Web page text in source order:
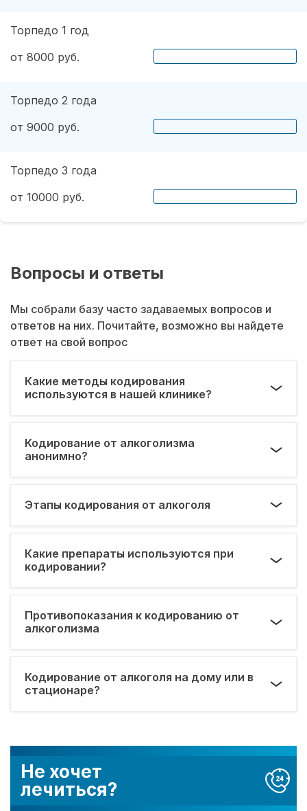
Не хочет
лечиться?
Торпедо 1 год
от 8000 руб.
Торпедо 2 года
от 9000 руб.
Торпедо 3 года
от 10000 руб.
Вопросы и ответы
Мы собрали базу часто задаваемых вопросов и
ответов на них. Почитайте, возможно вы найдете
ответ на свой вопрос
Какие методы кодирования
используются в нашей клинике?
Кодирование от алкоголизма
анонимно?
Этапы кодирования от алкоголя
Какие препараты используются при
кодировании?
Противопоказания к кодированию от
алкоголизма
Кодирование от алкоголя на дому или в
стационаре?